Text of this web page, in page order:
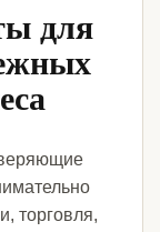
для
торговля,